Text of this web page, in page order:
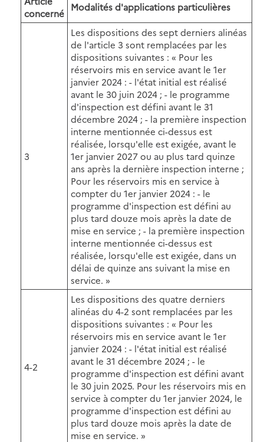
concerné
Modalités d'applications particulières
3
Les dispositions des sept derniers alinéas
de l'article 3 sont remplacées par les
dispositions suivantes : « Pour les
réservoirs mis en service avant le 1er
janvier 2024 : - l'état initial est réalisé
avant le 30 juin 2024 ; - le programme
d'inspection est défini avant le 31
décembre 2024 ; - la première inspection
interne mentionnée ci-dessus est
réalisée, lorsqu'elle est exigée, avant le
1er janvier 2027 ou au plus tard quinze
ans après la dernière inspection interne ;
Pour les réservoirs mis en service à
compter du 1er janvier 2024 : - le
programme d'inspection est défini au
plus tard douze mois après la date de
mise en service ; - la première inspection
interne mentionnée ci-dessus est
réalisée, lorsqu'elle est exigée, dans un
délai de quinze ans suivant la mise en
service. »
4-2
Les dispositions des quatre derniers
alinéas du 4-2 sont remplacées par les
dispositions suivantes : « Pour les
réservoirs mis en service avant le 1er
janvier 2024 : - l'état initial est réalisé
avant le 31 décembre 2024 ; - le
programme d'inspection est défini avant
le 30 juin 2025. Pour les réservoirs mis en
service à compter du 1er janvier 2024, le
programme d'inspection est défini au
plus tard douze mois après la date de
mise en service. »